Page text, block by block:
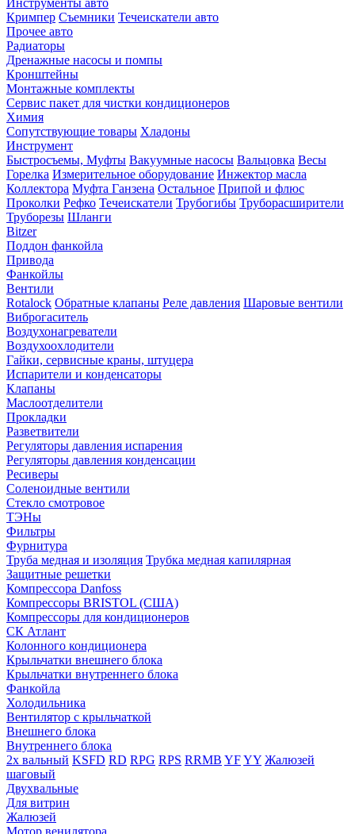
Инструменты авто
Кримпер Съемники Течеискатели авто
Прочее авто
Радиаторы
Дренажные насосы и помпы
Кронштейны
Монтажные комплекты
Сервис пакет для чистки кондиционеров
Химия
Сопутствующие товары Хладоны
Инструмент
Быстросъемы, Муфты Вакуумные насосы Вальцовка Весы
Горелка Измерительное оборудование Инжектор масла
Коллектора Муфта Ганзена Остальное Припой и флюс
Проколки Рефко Течеискатели Трубогибы Труборасширители
Труборезы Шланги
Bitzer
Поддон фанкойла
Привода
Фанкойлы
Вентили
Rotalock Обратные клапаны Реле давления Шаровые вентили
Виброгаситель
Воздухонагреватели
Воздухоохлодители
Гайки, сервисные краны, штуцера
Испарители и конденсаторы
Клапаны
Маслоотделители
Прокладки
Разветвители
Регуляторы давления испарения
Регуляторы давления конденсации
Ресиверы
Соленоидные вентили
Стекло смотровое
ТЭНы
Фильтры
Фурнитура
Труба медная и изоляция Трубка медная капилярная
Защитные решетки
Компрессора Danfoss
Компрессоры BRISTOL (США)
Компрессоры для кондиционеров
СК Атлант
Колонного кондиционера
Крыльчатки внешнего блока
Крыльчатки внутреннего блока
Фанкойла
Холодильника
Вентилятор с крыльчаткой
Внешнего блока
Внутреннего блока
2х вальный KSFD RD RPG RPS RRMB YFYY Жалюзей
шаговый
Двухвальные
Для витрин
Жалюзей
Мотор венилятора